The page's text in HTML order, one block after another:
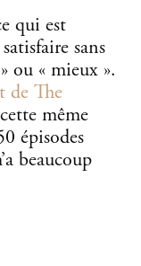
qui est
sans
ou « mieux ».
de The
même
épisodes
beaucoup